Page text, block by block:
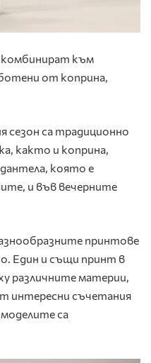
комбинират към
от коприна,
сезон са традиционно
както и коприна,
която е
и във вечерните
принтове
Един и същи принт в
различните материи,
интересни съчетания
са